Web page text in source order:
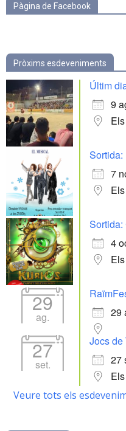
Pàgina de Facebook
Pròxims esdeveniments
Últim
9
Sortida:
7
4
29
ag.
29
27
set.
Jocs de
27
Veure tots els